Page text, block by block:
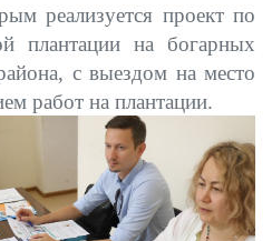
реализуется проект по
плантации на богарных
с выездом на место
работ на плантации.